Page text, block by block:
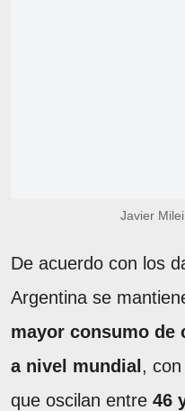
Javier
De acuerdo con los
Argentina se
mayor consumo de
a nivel mundial ,
que oscilan entre 46